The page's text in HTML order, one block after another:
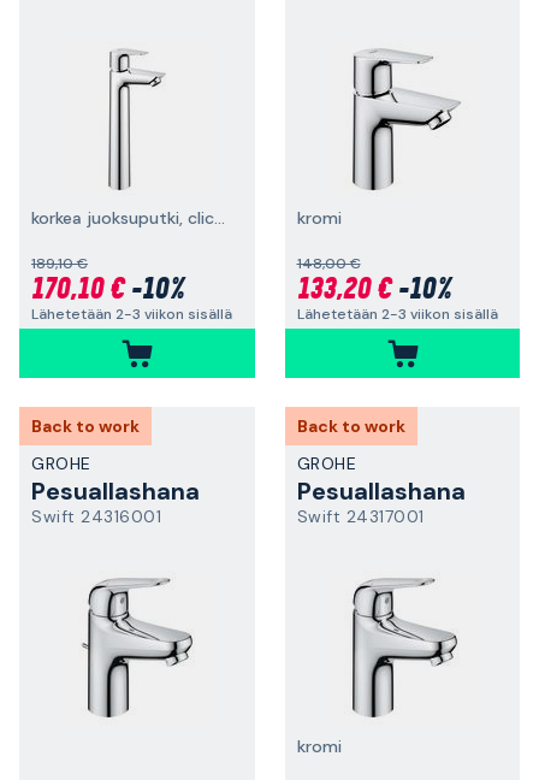
korkea juoksuputki, click, kromi
189,10 €
170,10 €-10%
Lähetetään 2-3 viikon sisällä
kromi
148,00 €
133,20 €-10%
Lähetetään 2-3 viikon sisällä
Back to work
GROHE
Pesuallashana
Swift 24316001
Back to work
GROHE
Pesuallashana
Swift 24317001
kromi